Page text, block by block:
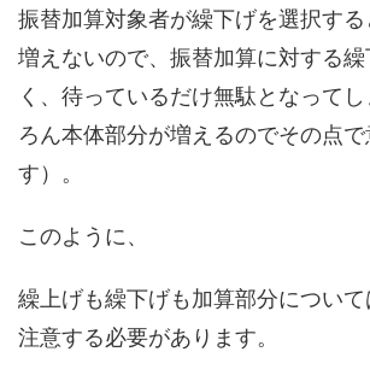
振替加算対象者が繰下げを選択す
増えないので、振替加算に対する
く、待っているだけ無駄となって
ろん本体部分が増えるのでその点で
す）。
このように、
繰上げも繰下げも加算部分につい
注意する必要があります。